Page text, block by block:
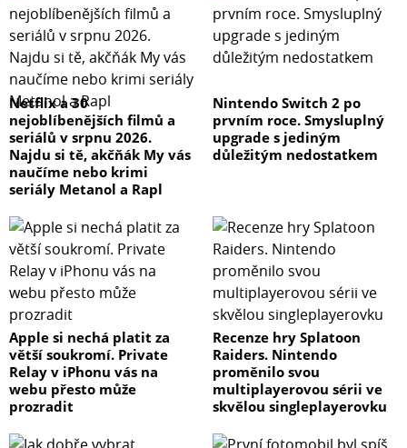
Netflix a 30
nejoblíbenějších filmů a
seriálů v srpnu 2026.
Najdu si tě, akčňák My vás
naučíme nebo krimi
seriály Metanol a Rapl
Nintendo Switch 2 po
prvním roce. Smysluplný
upgrade s jediným
důležitým nedostatkem
Apple si nechá platit za
větší soukromí. Private
Relay v iPhonu vás na
webu přesto může
prozradit
Recenze hry Splatoon
Raiders. Nintendo
proměnilo svou
multiplayerovou sérii ve
skvělou singleplayerovku